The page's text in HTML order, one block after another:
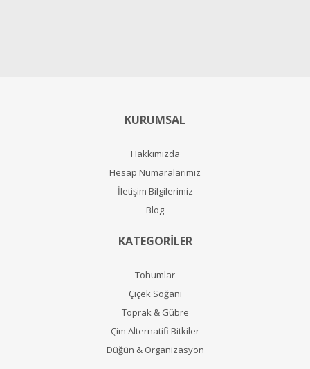
KURUMSAL
Hakkımızda
Hesap Numaralarımız
İletişim Bilgilerimiz
Blog
KATEGORİLER
Tohumlar
Çiçek Soğanı
Toprak & Gübre
Çim Alternatifi Bitkiler
Düğün & Organizasyon